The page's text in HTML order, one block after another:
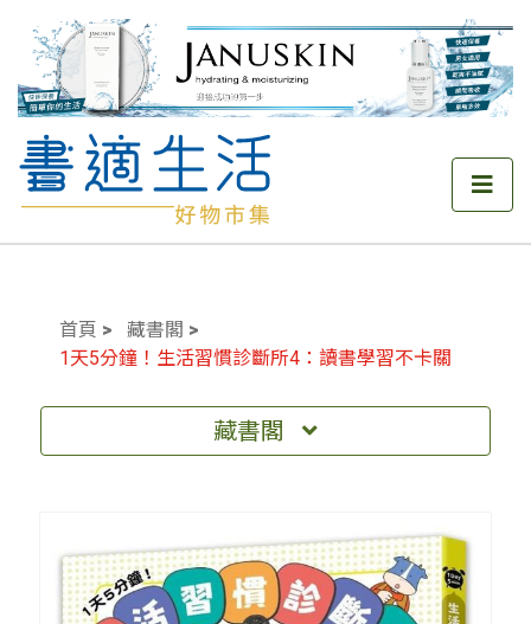
首頁
藏書閣
1天5分鐘！生活習慣診斷所4：讀書學習不卡關
藏書閣